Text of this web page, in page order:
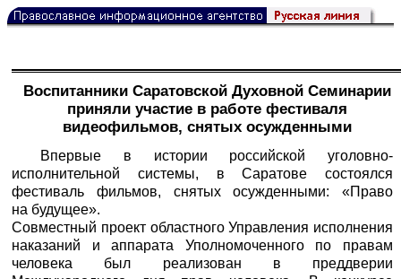
Воспитанники Саратовской Духовной Семинарии
приняли участие в работе фестиваля
видеофильмов, снятых осужденными
Впервые в истории российской уголовно-
исполнительной системы, в Саратове состоялся
фестиваль фильмов, снятых осужденными: «Право
на будущее».
Совместный проект областного Управления исполнения
наказаний и аппарата Уполномоченного по правам
человека был реализован в преддверии